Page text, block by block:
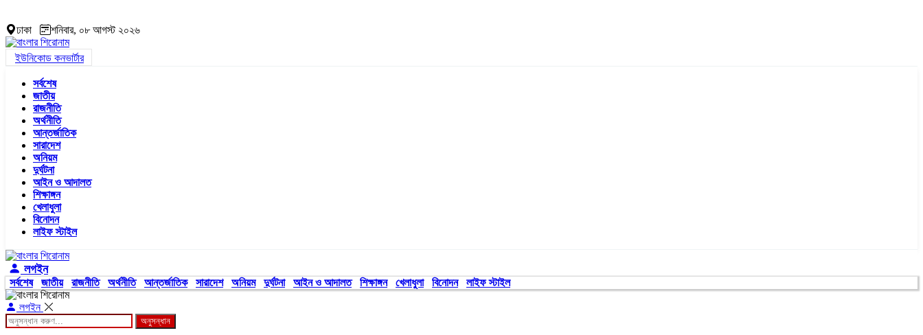
ঢাকা শনিবার, ০৮ আগস্ট ২০২৬
ইউনিকোড কনভার্টার
সর্বশেষ
জাতীয়
রাজনীতি
অর্থনীতি
আন্তর্জাতিক
সারাদেশ
অনিয়ম
দুর্ঘটনা
আইন ও আদালত
শিক্ষাঙ্গন
খেলাধুলা
বিনোদন
লাইফ স্টাইল
লগইন
সর্বশেষ জাতীয় রাজনীতি অর্থনীতি আন্তর্জাতিক সারাদেশ অনিয়ম দুর্ঘটনা আইন ও আদালত শিক্ষাঙ্গন খেলাধুলা বিনোদন লাইফ স্টাইল
লগইন
অনুসন্ধান